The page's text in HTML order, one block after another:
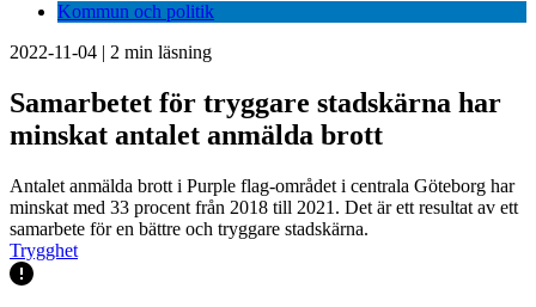
Kommun och politik
2022-11-04 | 2 min läsning
Samarbetet för tryggare stadskärna har
minskat antalet anmälda brott
Antalet anmälda brott i Purple flag-området i centrala Göteborg har
minskat med 33 procent från 2018 till 2021. Det är ett resultat av ett
samarbete för en bättre och tryggare stadskärna.
Trygghet